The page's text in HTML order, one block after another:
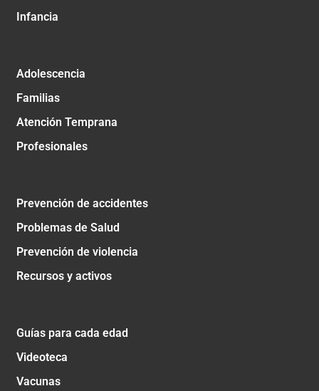
Infancia
Adolescencia
Familias
Atención Temprana
Profesionales
Prevención de accidentes
Problemas de Salud
Prevención de violencia
Recursos y activos
Guías para cada edad
Videoteca
Vacunas